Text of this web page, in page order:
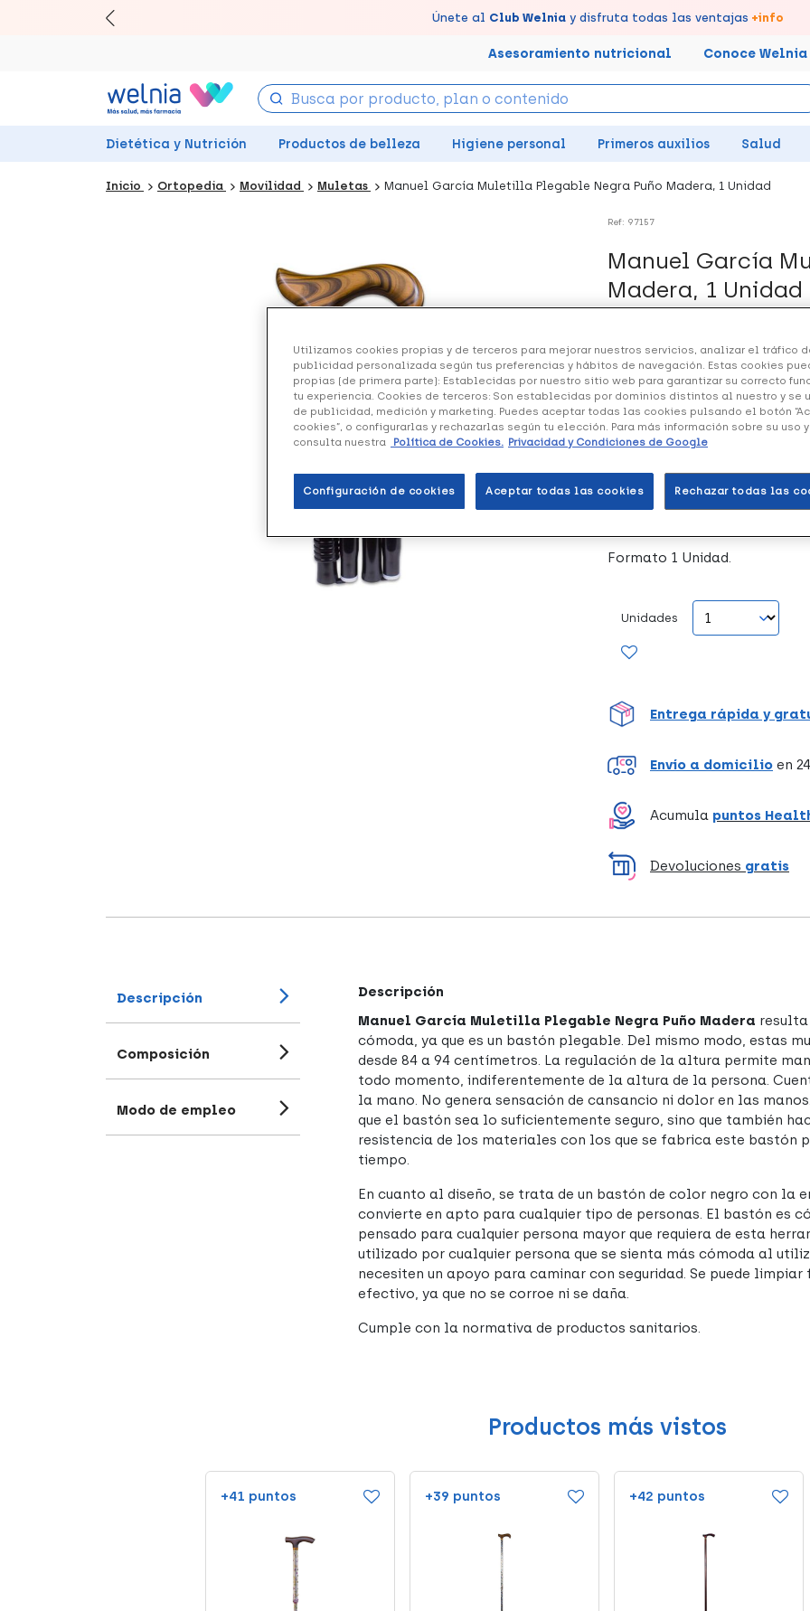
Disfruta de la entregarápida y gratuitaen farmacia
Únete al Club Welniay disfruta todas las ventajas +info
Llévate un7% de descuentocreando tu cuentaaquí
Canjea tus puntos en tu Farmacia de Confianza, acumúlalos online.
Asesoramiento nutricional Conoce Welnia
Dietética y Nutrición Productos de belleza Higiene personal Primeros auxilios Salud
Inicio Ortopedia Movilidad Muletas Manuel García Muletilla Plegable Negra Puño Madera, 1 Unidad
Ref: 97157
Manuel García
Madera, 1 Unidad
+ 39 puntosHealthies
Manuel García Muletilla
relativamente liviano
lo suficientemente
Formato 1 Unidad.
Unidades
Entrega rápida y
Envío a domicilio en
Acumula puntos
Devoluciones gratis
Descripción
Composición
Modo de empleo
Descripción
Manuel García Muletilla Plegable Negra Puño Madera
cómoda, ya que es un bastón plegable. Del mismo modo, estas
desde 84 a 94 centímetros. La regulación de la altura permite
todo momento, indiferentemente de la altura de la persona.
la mano. No genera sensación de cansancio ni dolor en las
que el bastón sea lo suficientemente seguro, sino que también
resistencia de los materiales con los que se fabrica este bastón
tiempo.
En cuanto al diseño, se trata de un bastón de color negro con la
convierte en apto para cualquier tipo de personas. El bastón es
pensado para cualquier persona mayor que requiera de esta
utilizado por cualquier persona que se sienta más cómoda al
necesiten un apoyo para caminar con seguridad. Se puede
efectivo, ya que no se corroe ni se daña.
Cumple con la normativa de productos sanitarios.
Productos más vistos
+41 puntos +39 puntos +42 puntos
Utilizamos cookies propias y de terceros para mejorar nuestros servicios, analizar el tráfico
publicidad personalizada según tus preferencias y hábitos de navegación. Estas cookies
propias (de primera parte): Establecidas por nuestro sitio web para garantizar su correcto
tu experiencia. Cookies de terceros: Son establecidas por dominios distintos al nuestro y se
de publicidad, medición y marketing. Puedes aceptar todas las cookies pulsando el botón
cookies”, o configurarlas y rechazarlas según tu elección. Para más información sobre su uso
consulta nuestra
Política de Cookies. Privacidad y Condiciones de Google
Configuración de cookies Rechazar todas las
Aceptar todas las cookies